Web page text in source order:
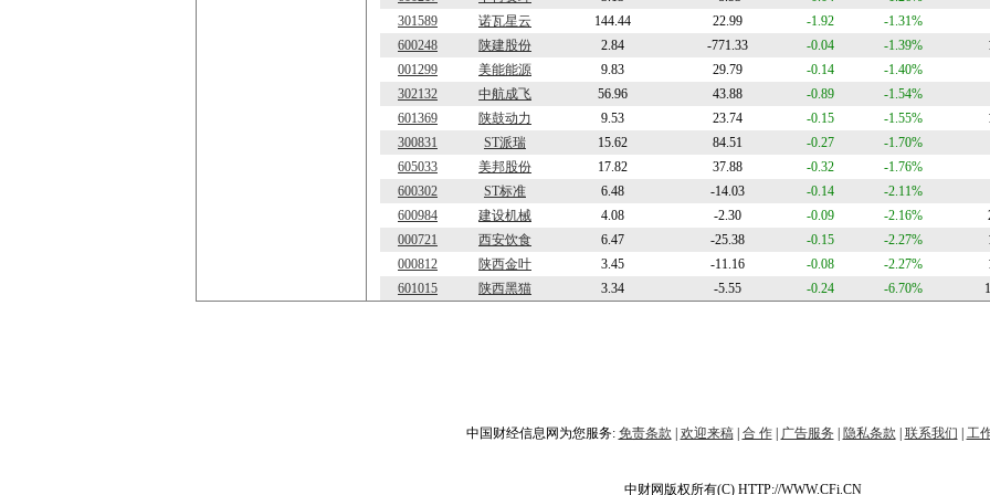
301589
诺瓦星云 144.44 22.99 -1.92
-1.31%
600248
陕建股份 2.84 -771.33 -0.04 -1.39%
001299
美能能源 9.83 29.79 -0.14
-1.40%
302132
中航成飞 56.96 43.88 -0.89
-1.54%
601369
陕鼓动力 9.53 23.74 -0.15 -1.55%
300831
ST派瑞 15.62 84.51 -0.27
-1.70%
605033
美邦股份 17.82 37.88 -0.32
-1.76%
600302
ST标准 6.48 -14.03 -0.14
-2.11%
600984
建设机械 4.08 -2.30 -0.09 -2.16%
000721
西安饮食 6.47 -25.38 -0.15 -2.27%
000812
陕西金叶 3.45 -11.16 -0.08 -2.27%
601015
陕西黑猫 3.34 -5.55 -0.24 -6.70%
中国财经信息网为您服务: 免责条款 欢迎来稿| 合 作| 广告服务 隐私条款 联系我们 工
中财网版权所有(C) HTTP://WWW.CFi.CN